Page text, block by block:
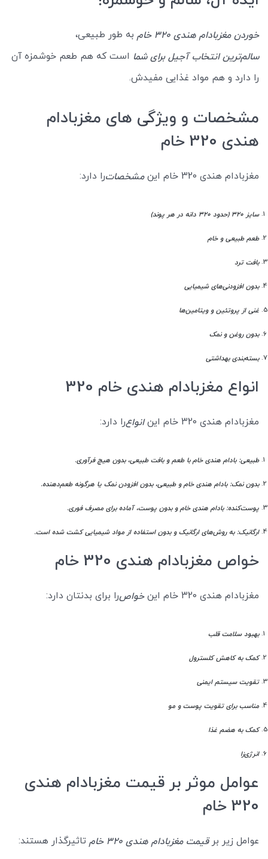
خوردن مغزبادام هندی 320 خام
به طور طبیعی،
سالم‌ترین انتخاب آجیل برای شما است که هم طعم خوشمزه آن
را دارد و هم مواد غذایی مفیدش.
مشخصات و ویژگی های مغزبادام
هندی 320 خام
مغزبادام هندی 320 خام این مشخصاترا دارد:
سایز 320 (حدود 320 دانه در هر پوند)
طعم طبیعی و خام
بافت ترد
بدون افزودنی‌های شیمیایی
غنی از پروتئین و ویتامین‌ها
بدون روغن و نمک
بسته‌بندی بهداشتی
انواع مغزبادام هندی خام 320
مغزبادام هندی 320 خام این انواعرا دارد:
طبیعی: بادام هندی خام با طعم و بافت طبیعی، بدون هیچ فرآوری.
بدون نمک: بادام هندی خام و طبیعی، بدون افزودن نمک یا هرگونه طعم‌دهنده.
پوست‌کنده: بادام هندی خام و بدون پوست، آماده برای مصرف فوری.
ارگانیک: به روش‌های ارگانیک و بدون استفاده از مواد شیمیایی کشت شده است.
خواص مغزبادام هندی 320 خام
مغزبادام هندی 320 خام این خواصرا برای بدنتان دارد:
بهبود سلامت قلب
کمک به کاهش کلسترول
تقویت سیستم ایمنی
مناسب برای تقویت پوست و مو
کمک به هضم غذا
انرژی‌زا
عوامل موثر بر قیمت مغزبادام هندی
320 خام
عوامل زیر برقیمت مغزبادام هندی 320 خام تاثیرگذار هستند: